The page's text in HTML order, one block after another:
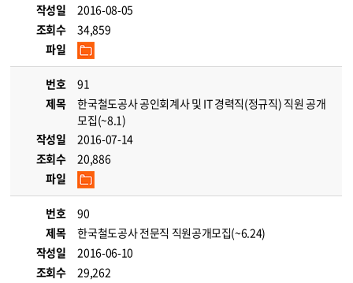
작성일
2016-08-05
조회수
34,859
파일
번호
91
제목
한국철도공사 공인회계사 및 IT 경력직(정규직) 직원 공개
모집(~8.1)
작성일
2016-07-14
조회수
20,886
파일
번호
90
제목
한국철도공사 전문직 직원공개모집(~6.24)
작성일
2016-06-10
조회수
29,262